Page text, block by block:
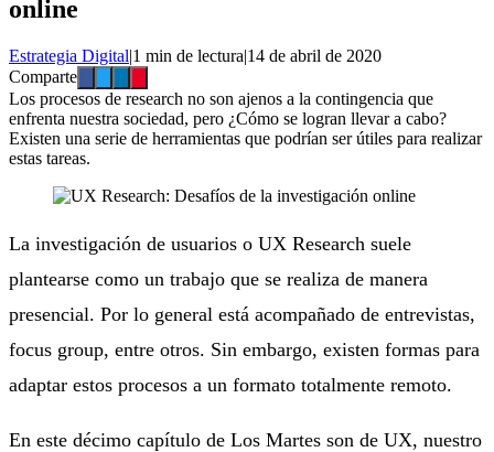
online
Estrategia Digital|1 min de lectura|14 de abril de 2020
Comparte
Los procesos de research no son ajenos a la contingencia que
enfrenta nuestra sociedad, pero ¿Cómo se logran llevar a cabo?
Existen una serie de herramientas que podrían ser útiles para realizar
estas tareas.
La investigación de usuarios o UX Research suele
plantearse como un trabajo que se realiza de manera
presencial. Por lo general está acompañado de entrevistas,
focus group, entre otros. Sin embargo, existen formas para
adaptar estos procesos a un formato totalmente remoto.
En este décimo capítulo de Los Martes son de UX, nuestro